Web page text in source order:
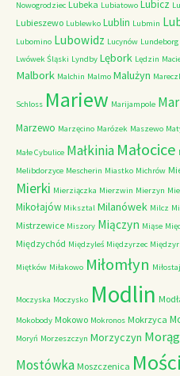
Nowogrodziec Lubeka Lubiatowo Lubicz
Lubieszewo Lublewko Lublin Lubmin
Lubomino Lubowidz Lucynów Lundeborg
Lwówek Śląski Lyndby Lębork Lędzin
Malbork Malchin Malmo Malużyn
Schloss Mariew Marijampole
Marzewo Marzęcino Marózek Maszewo
Małe Cybulice Małkinia Małocice
Melibdorzyce Mescherin Miastko Michrów
Mierki Mierziączka Mierzwin Mierzyn
Mikołajów Miksztal Milanówek Milcz
Mistrzewice Miszory Miączyn Miąse
Międzychód Międzyleś Międzyrzec
Miętków Miłakowo Miłomłyn
Moczyska Moczysko Modlin
Mokobody Mokowo Mokronos Mokrzyca
Moryń Morzeszczyn Morzyczyn Morąg
Mostówka Moszczenica